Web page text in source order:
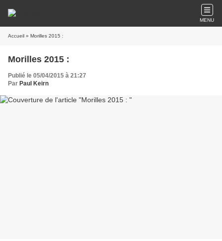
MENU
Accueil » Morilles 2015 :
Morilles 2015 :
Publié le 05/04/2015 à 21:27
Par Paul Keirn